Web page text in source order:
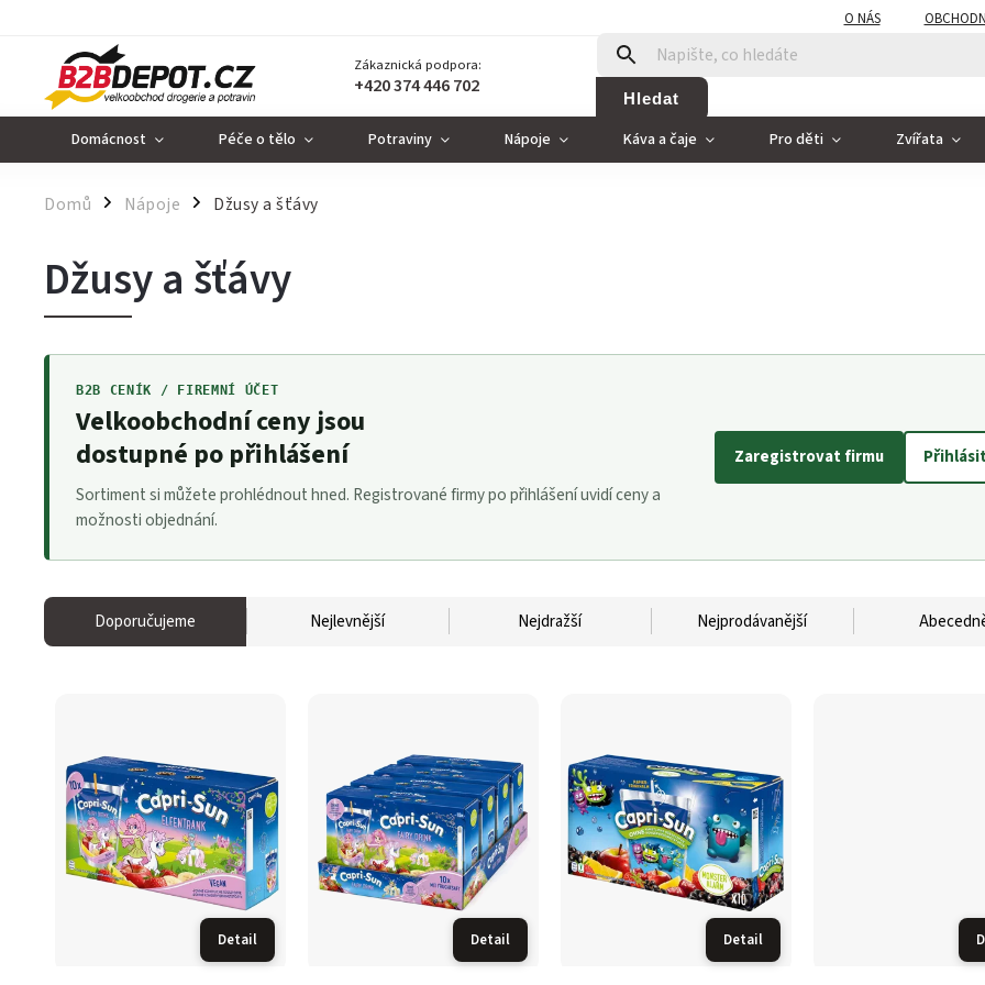
O NÁS
Zákaznická podpora:
+420 374 446 702 Hledat
Domácnost Péče o tělo Potraviny Nápoje Káva a čaje Pro děti Zvířata
Domů / Nápoje / Džusy a šťávy
Džusy a šťávy
B2B CENÍK / FIREMNÍ ÚČET
Velkoobchodní ceny jsou
dostupné po přihlášení
Sortiment si můžete prohlédnout hned. Registrované firmy po přihlášení uvidí ceny a
možnosti objednání.
Zaregistrovat firmu
Doporučujeme Nejlevnější Nejdražší Nejprodávanější
Detail Detail Detail